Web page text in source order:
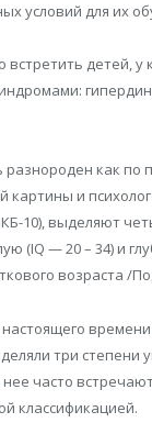
условий для их
детей, у
как
картины и
10), выделяют
(IQ — 20 – 34) и
возраста /
три степени
часто
классификацией.